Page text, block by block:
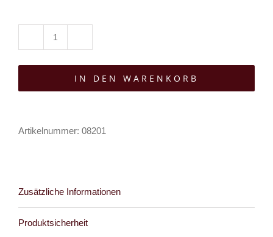
Moonshine
Ledergürtel
Menge
IN DEN WARENKORB
Artikelnummer: 08201
Zusätzliche Informationen
Produktsicherheit